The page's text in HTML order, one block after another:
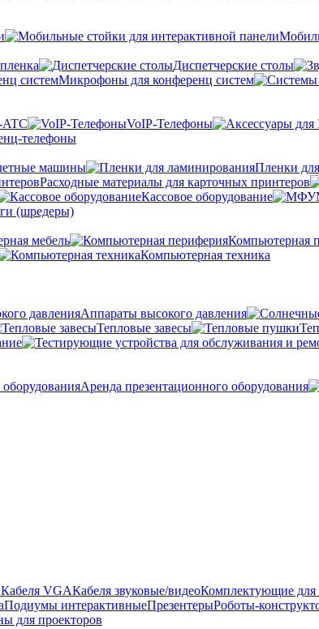
Диспетчерские столы
Микрофоны для конференц систем
ATC VoIP-Телефоны
телефоны
машины Пленки
Расходные материалы для карточных принтеров
Кассовое оборудование
(шредеры)
мебель
Компьютерная
Компьютерная техника
Аппараты высокого давления
Тепловые завесы
Аренда презентационного оборудования
Кабеля VGAКабеля звуковые/видеоКомплектующие для
Подиумы интерактивныеПрезентерыРоботы-
для проекторов